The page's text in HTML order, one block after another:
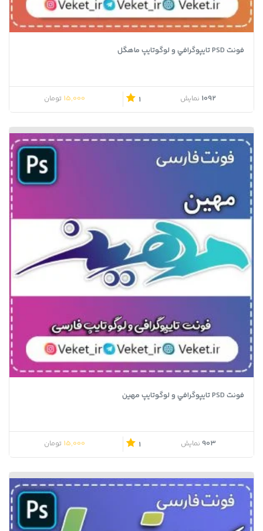
فونت PSD تايپوگرافي و لوگوتايپ ماهگل
1092 نمایش 1
15,000 تومان
فونت PSD تايپوگرافي و لوگوتايپ مهین
903 نمایش 1
15,000 تومان